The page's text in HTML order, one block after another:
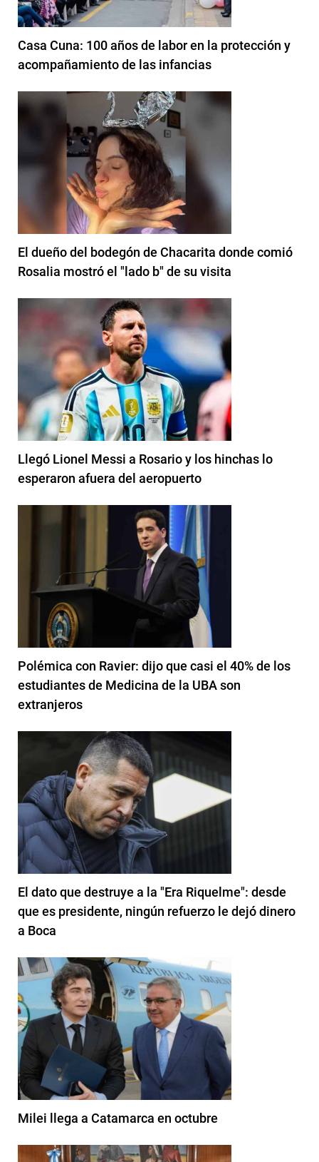
Casa Cuna: 100 años de labor en la protección y
acompañamiento de las infancias
El dueño del bodegón de Chacarita donde comió
Rosalia mostró el "lado b" de su visita
Llegó Lionel Messi a Rosario y los hinchas lo
esperaron afuera del aeropuerto
Polémica con Ravier: dijo que casi el 40% de los
estudiantes de Medicina de la UBA son
extranjeros
El dato que destruye a la "Era Riquelme": desde
que es presidente, ningún refuerzo le dejó dinero
a Boca
Milei llega a Catamarca en octubre